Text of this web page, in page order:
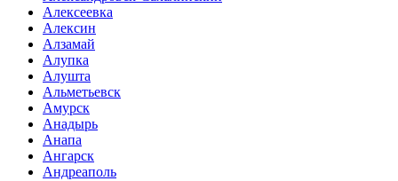
Алексеевка
Алексин
Алзамай
Алупка
Алушта
Альметьевск
Амурск
Анадырь
Анапа
Ангарск
Андреаполь